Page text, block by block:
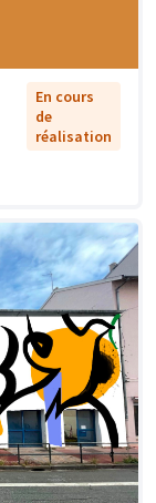
En cours
de
réalisation